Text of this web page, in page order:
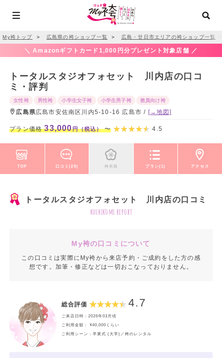
My袴トップ ＞ 広島県の袴ショップ一覧 ＞ 広島・廿日市エリアの袴ショップ一覧
＼ Amazonギフトカード1,000円分プレゼント対象店舗 ／
トータルスタジオフォセット 川内店の口コ
ミ・評判
女性袴 男性袴 小学生女子袴 小学生男子袴 教員向け袴
広島県広島市安佐南区川内5-10-16 広島市 / [→地図]
プラン価格33,000円（税込）〜 4.5
TOP 口コミ(28) 袴衣装 プラン(1) アクセス
トータルスタジオフォセット 川内店の口コミ
kuchikomi report
My袴の口コミについて
この口コミは実際にMy袴から来店予約・ご成約をした方の感
想です。加筆・修正などは一切おこなっておりません。
総合評価 4.7
ご来店日時：2026年03月頃
ご利用金額： ¥40,000くらい
ご利用シーン：卒業式 (大学)／袴のレンタル